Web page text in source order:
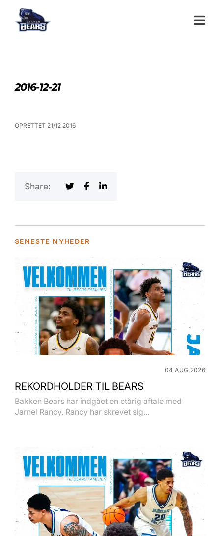
2016-12-21
OPRETTET 21/12 2016
Share:
SENESTE NYHEDER
04 AUG 2026
REKORDHOLDER TIL BEARS
Bakken Bears har indgået en etårig aftale med
Jarnel Rancy. Rancy har skrevet sig...